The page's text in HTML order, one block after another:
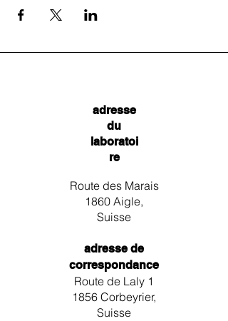
adresse
du
laboratoi
re
Route des Marais
1860 Aigle,
Suisse
adresse de
correspondance
Route de Laly 1
1856 Corbeyrier,
Suisse